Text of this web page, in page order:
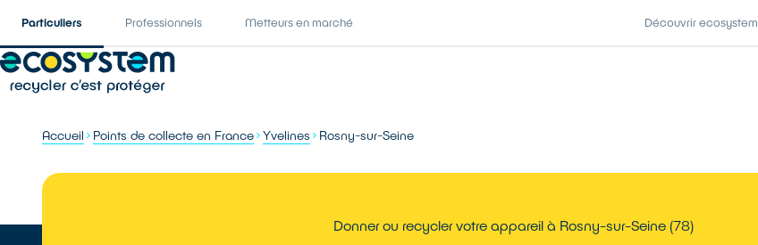
Particuliers Professionnels Metteurs en marché Découvrir ecosystem
Accueil Points de collecte en France Yvelines Rosny-sur-Seine
Donner ou recycler votre appareil à Rosny-sur-Seine (78)